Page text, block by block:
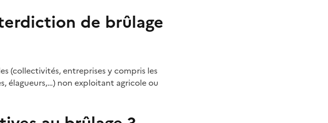
de brûlage
(collectivités, entreprises y compris les
élagueurs,…) non exploitant agricole ou